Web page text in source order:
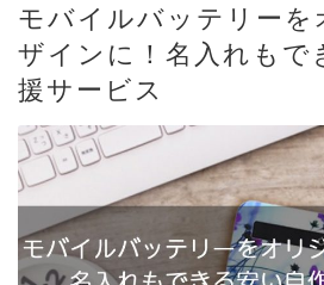
モバイルバッテリーを
ザインに！名入れもで
援サービス